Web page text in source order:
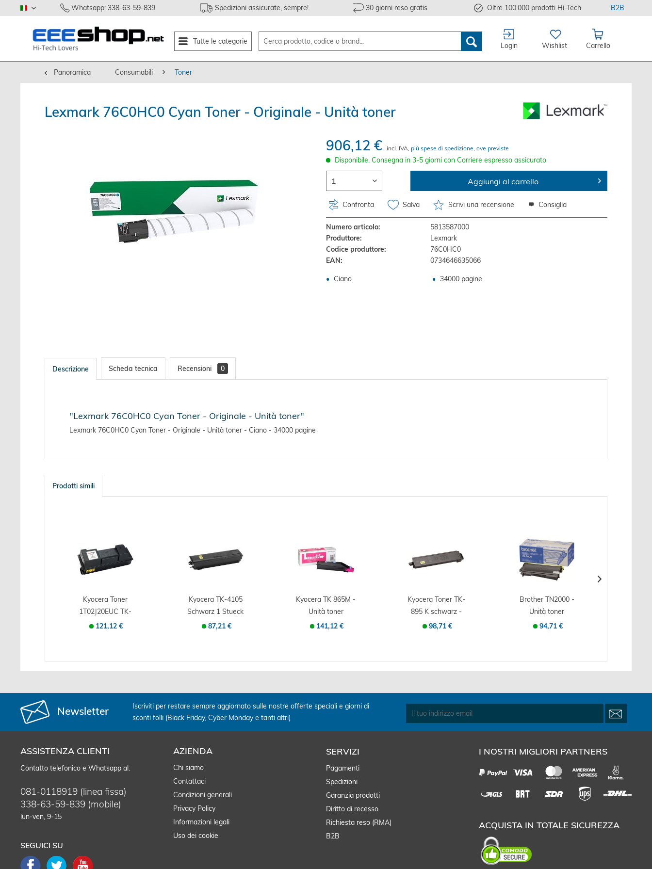
italiano Whatsapp: 338-63-59-839 Spedizioni assicurate, sempre! 30 giorni reso gratis Oltre 100.000 prodotti Hi-Tech B2B
Tutte le categorie
Login Wishlist Carrello
Panoramica Consumabili Toner
Lexmark 76C0HC0 Cyan Toner - Originale - Unità toner
906,12 €
incl. IVA, più spese di spedizione, ove previste
Disponibile. Consegna in 3-5 giorni con Corriere espresso assicurato
Aggiungi al carrello
Confronta Salva Scrivi una recensione Consiglia
Numero articolo:
5813587000
Produttore:
Lexmark
Codice produttore:
76C0HC0
EAN:
0734646635066
Ciano 34000 pagine
Descrizione Scheda tecnica Recensioni 0
"Lexmark 76C0HC0 Cyan Toner - Originale - Unità toner"
Lexmark 76C0HC0 Cyan Toner - Originale - Unità toner - Ciano - 34000 pagine
Prodotti simili
Kyocera Toner
1T02J20EUC TK-
360 20 schwarz -...
121,12 €
Kyocera TK-4105
Schwarz 1 Stueck
e - Originale...
87,21 €
Kyocera TK 865M -
Unità toner
Originale -...
141,12 €
Kyocera Toner TK-
895 K schwarz -
Originale -...
98,71 €
Brother TN2000 -
Unità toner
Originale - Nero -...
94,71 €
Newsletter
Iscriviti per restare sempre aggiornato sulle nostre offerte speciali e giorni di
sconti folli (Black Friday, Cyber Monday e tanti altri)
ASSISTENZA CLIENTI
Contatto telefonico e Whatsapp al:
081-0118919 (linea fissa)
338-63-59-839 (mobile)
lun-ven, 9-15
SEGUICI SU
AZIENDA
Chi siamo
Contattaci
Condizioni generali
Privacy Policy
Informazioni legali
Uso dei cookie
SERVIZI
Pagamenti
Spedizioni
Garanzia prodotti
Diritto di recesso
Richiesta reso (RMA)
B2B
I NOSTRI MIGLIORI PARTNERS
ACQUISTA IN TOTALE SICUREZZA